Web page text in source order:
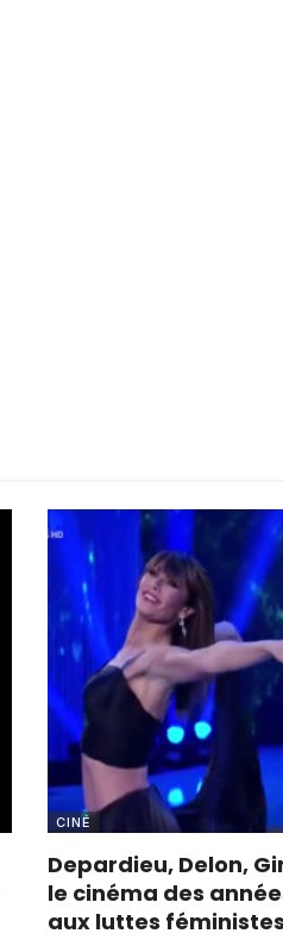
CINÉ
Depardieu, Delon,
le cinéma des
aux luttes féministes